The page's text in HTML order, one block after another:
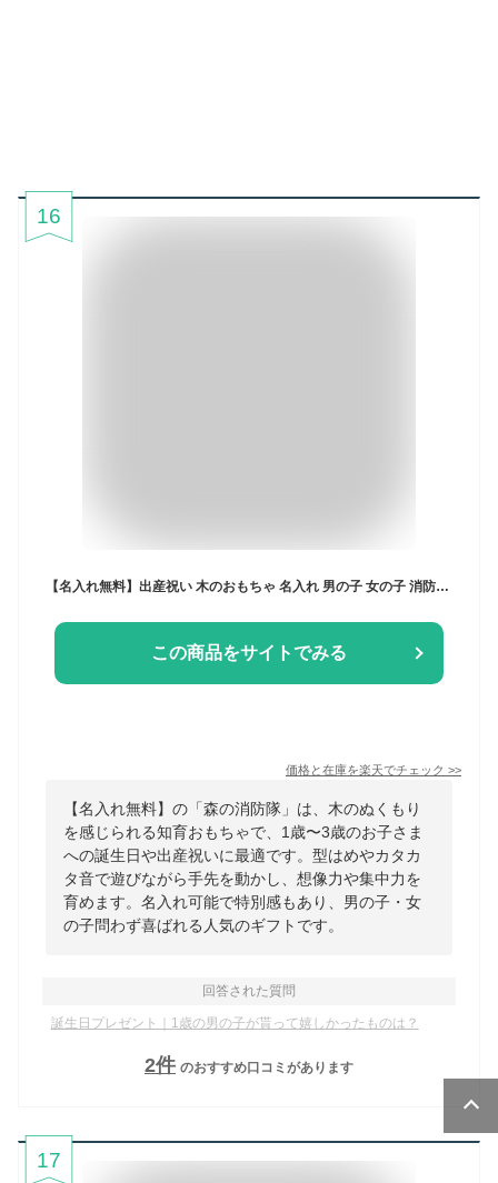
16
この商品をサイトでみる
価格と在庫を楽天でチェック >>
【名入れ無料】の「森の消防隊」は、木のぬくもり
を感じられる知育おもちゃで、1歳〜3歳のお子さま
への誕生日や出産祝いに最適です。型はめやカタカ
タ音で遊びながら手先を動かし、想像力や集中力を
育めます。名入れ可能で特別感もあり、男の子・女
の子問わず喜ばれる人気のギフトです。
回答された質問
誕生日プレゼント｜1歳の男の子が貰って嬉しかったものは？
2件 のおすすめ口コミがあります
17